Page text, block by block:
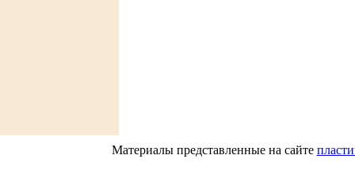
Материалы представленные на сайте